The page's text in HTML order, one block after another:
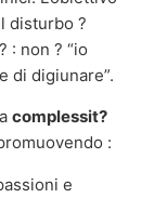
disturbo ?
: non ? “io
di digiunare”.
complessit?
:
e